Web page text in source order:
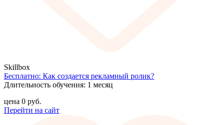
Skillbox
Бесплатно: Как создается рекламный ролик?
Длительность обучения: 1 месяц
цена 0 руб.
Перейти на сайт